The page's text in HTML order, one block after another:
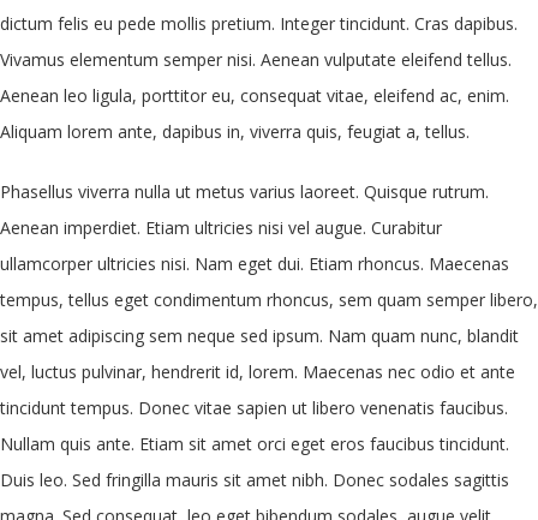
dictum felis eu pede mollis pretium. Integer tincidunt. Cras dapibus.
Vivamus elementum semper nisi. Aenean vulputate eleifend tellus.
Aenean leo ligula, porttitor eu, consequat vitae, eleifend ac, enim.
Aliquam lorem ante, dapibus in, viverra quis, feugiat a, tellus.
Phasellus viverra nulla ut metus varius laoreet. Quisque rutrum.
Aenean imperdiet. Etiam ultricies nisi vel augue. Curabitur
ullamcorper ultricies nisi. Nam eget dui. Etiam rhoncus. Maecenas
tempus, tellus eget condimentum rhoncus, sem quam semper libero,
sit amet adipiscing sem neque sed ipsum. Nam quam nunc, blandit
vel, luctus pulvinar, hendrerit id, lorem. Maecenas nec odio et ante
tincidunt tempus. Donec vitae sapien ut libero venenatis faucibus.
Nullam quis ante. Etiam sit amet orci eget eros faucibus tincidunt.
Duis leo. Sed fringilla mauris sit amet nibh. Donec sodales sagittis